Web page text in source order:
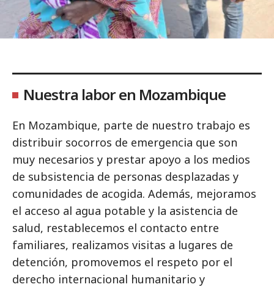
Nuestra labor en Mozambique
En Mozambique, parte de nuestro trabajo es
distribuir socorros de emergencia que son
muy necesarios y prestar apoyo a los medios
de subsistencia de personas desplazadas y
comunidades de acogida. Además, mejoramos
el acceso al agua potable y la asistencia de
salud, restablecemos el contacto entre
familiares, realizamos visitas a lugares de
detención, promovemos el respeto por el
derecho internacional humanitario y